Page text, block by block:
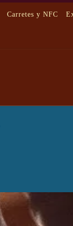
Carretes y NFC